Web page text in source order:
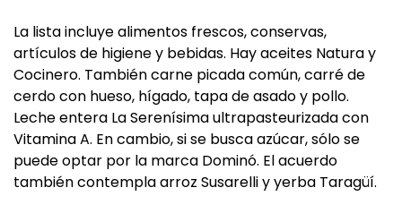
La lista incluye alimentos frescos, conservas,
artículos de higiene y bebidas. Hay aceites Natura y
Cocinero. También carne picada común, carré de
cerdo con hueso, hígado, tapa de asado y pollo.
Leche entera La Serenísima ultrapasteurizada con
Vitamina A. En cambio, si se busca azúcar, sólo se
puede optar por la marca Dominó. El acuerdo
también contempla arroz Susarelli y yerba Taragüí.